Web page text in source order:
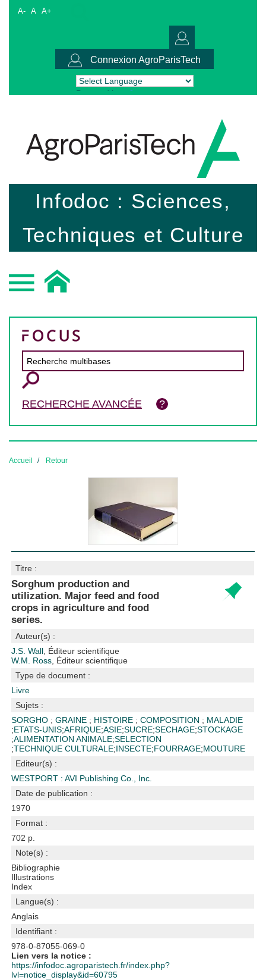
A- A A+
Connexion AgroParisTech
Powered by Translate
Infodoc : Sciences,
Techniques et Culture
RECHERCHE AVANCÉE
Accueil Retour
Titre :
Sorghum production and
utilization. Major feed and food
crops in agriculture and food
series.
Auteur(s) :
J.S. Wall , Éditeur scientifique
W.M. Ross , Éditeur scientifique
Type de document :
Livre
Sujets :
SORGHO ;GRAINE ; HISTOIRE ;COMPOSITION ; MALADIE
;ETATS-UNIS;AFRIQUE;ASIE;SUCRE;SECHAGE;STOCKAGE
;ALIMENTATION ANIMALE;SELECTION
;TECHNIQUE CULTURALE;INSECTE;FOURRAGE;MOUTURE
Editeur(s) :
WESTPORT : AVI Publishing Co., Inc.
Date de publication :
1970
Format :
702 p.
Note(s) :
Bibliographie
Illustrations
Index
Langue(s) :
Anglais
Identifiant :
978-0-87055-069-0
Lien vers la notice :
https://infodoc.agroparistech.fr/index.php?
lvl=notice_display&id=60795